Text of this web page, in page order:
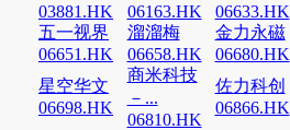
03881.HK
06163.HK
06633.HK
五一视界
06651.HK
溜溜梅
06658.HK
金力永磁
06680.HK
星空华文
06698.HK
商米科技
－...
06810.HK
佐力科创
06866.HK